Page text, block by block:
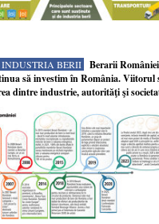
INDUSTRIA BERII
Berarii
să investim în România. Viitorul
dintre industrie, autorităţi şi